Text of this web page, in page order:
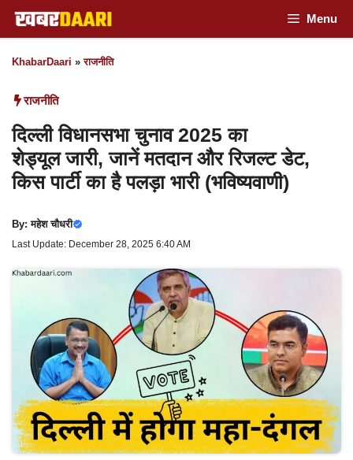
Skip
to
content
Menu
KhabarDaari »राजनीति
राजनीति
दिल्ली विधानसभा चुनाव 2025 का
शेड्यूल जारी, जानें मतदान और रिजल्ट डेट,
किस पार्टी का है पलड़ा भारी (भविष्यवाणी)
By:महेश चौधरी
Last Update: December 28, 2025 6:40 AM